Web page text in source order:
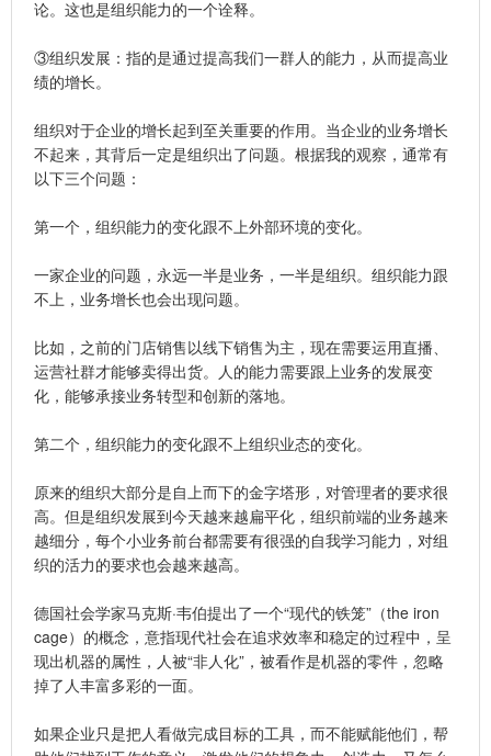
论。这也是组织能力的一个诠释。
③组织发展：指的是通过提高我们一群人的能力，从而提高业
绩的增长。
组织对于企业的增长起到至关重要的作用。当企业的业务增长
不起来，其背后一定是组织出了问题。根据我的观察，通常有
以下三个问题：
第一个，组织能力的变化跟不上外部环境的变化。
一家企业的问题，永远一半是业务，一半是组织。组织能力跟
不上，业务增长也会出现问题。
比如，之前的门店销售以线下销售为主，现在需要运用直播、
运营社群才能够卖得出货。人的能力需要跟上业务的发展变
化，能够承接业务转型和创新的落地。
第二个，组织能力的变化跟不上组织业态的变化。
原来的组织大部分是自上而下的金字塔形，对管理者的要求很
高。但是组织发展到今天越来越扁平化，组织前端的业务越来
越细分，每个小业务前台都需要有很强的自我学习能力，对组
织的活力的要求也会越来越高。
德国社会学家马克斯·韦伯提出了一个“现代的铁笼”（the iron
cage）的概念，意指现代社会在追求效率和稳定的过程中，呈
现出机器的属性，人被“非人化”，被看作是机器的零件，忽略
掉了人丰富多彩的一面。
如果企业只是把人看做完成目标的工具，而不能赋能他们，帮